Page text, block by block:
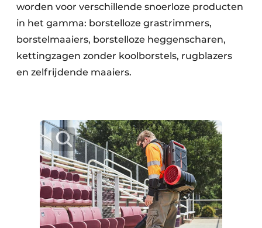
worden voor verschillende snoerloze producten
in het gamma: borstelloze grastrimmers,
borstelmaaiers, borstelloze heggenscharen,
kettingzagen zonder koolborstels, rugblazers
en zelfrijdende maaiers.